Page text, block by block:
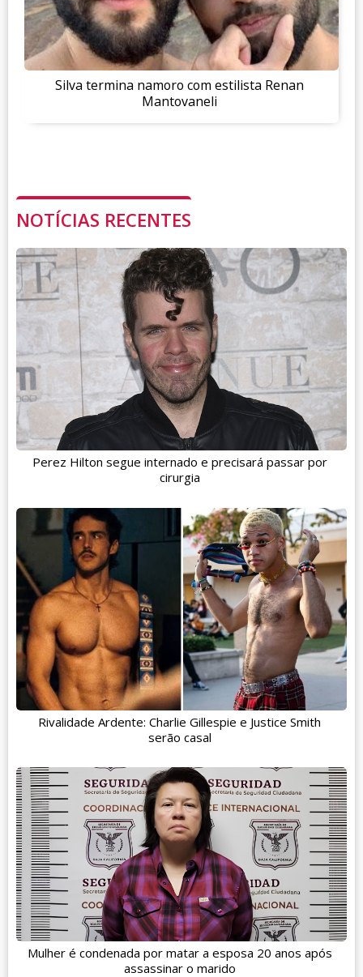
Silva termina namoro com estilista Renan
Mantovaneli
NOTÍCIAS RECENTES
Perez Hilton segue internado e precisará passar por
cirurgia
Rivalidade Ardente: Charlie Gillespie e Justice Smith
serão casal
Mulher é condenada por matar a esposa 20 anos após
assassinar o marido